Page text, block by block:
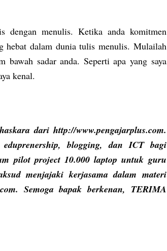
dengan menulis. Ketika anda komitmen
hebat dalam dunia tulis menulis. Mulailah
sadar anda. Seperti apa yang saya
kenal.
dari http://www.pengajarplus.com.
blogging, dan ICT bagi
pilot project 10.000 laptop untuk guru
menjajaki kerjasama dalam materi
Semoga bapak berkenan, TERIMA